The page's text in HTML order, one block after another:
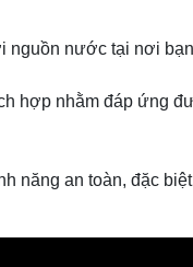
nước tại nơi
hợp nhằm đáp ứng
năng an toàn, đặc